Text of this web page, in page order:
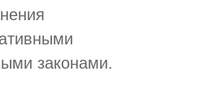
законами.